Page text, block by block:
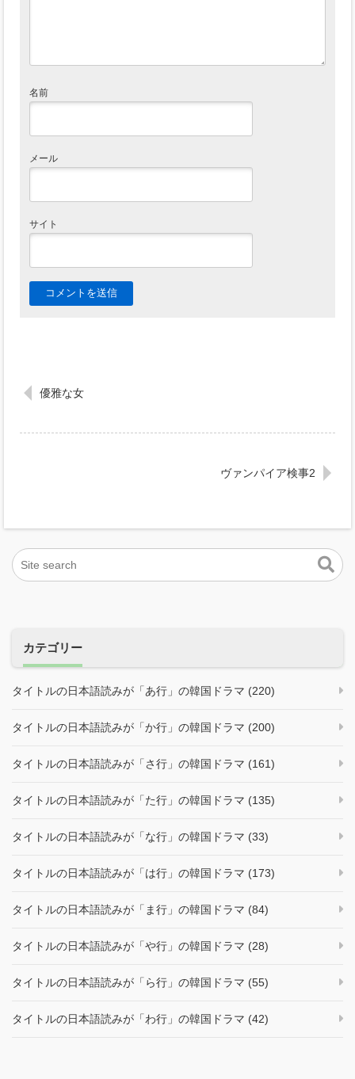
名前
メール
サイト
優雅な女
ヴァンパイア検事2
カテゴリー
タイトルの日本語読みが「あ行」の韓国ドラマ (220)
タイトルの日本語読みが「か行」の韓国ドラマ (200)
タイトルの日本語読みが「さ行」の韓国ドラマ (161)
タイトルの日本語読みが「た行」の韓国ドラマ (135)
タイトルの日本語読みが「な行」の韓国ドラマ (33)
タイトルの日本語読みが「は行」の韓国ドラマ (173)
タイトルの日本語読みが「ま行」の韓国ドラマ (84)
タイトルの日本語読みが「や行」の韓国ドラマ (28)
タイトルの日本語読みが「ら行」の韓国ドラマ (55)
タイトルの日本語読みが「わ行」の韓国ドラマ (42)